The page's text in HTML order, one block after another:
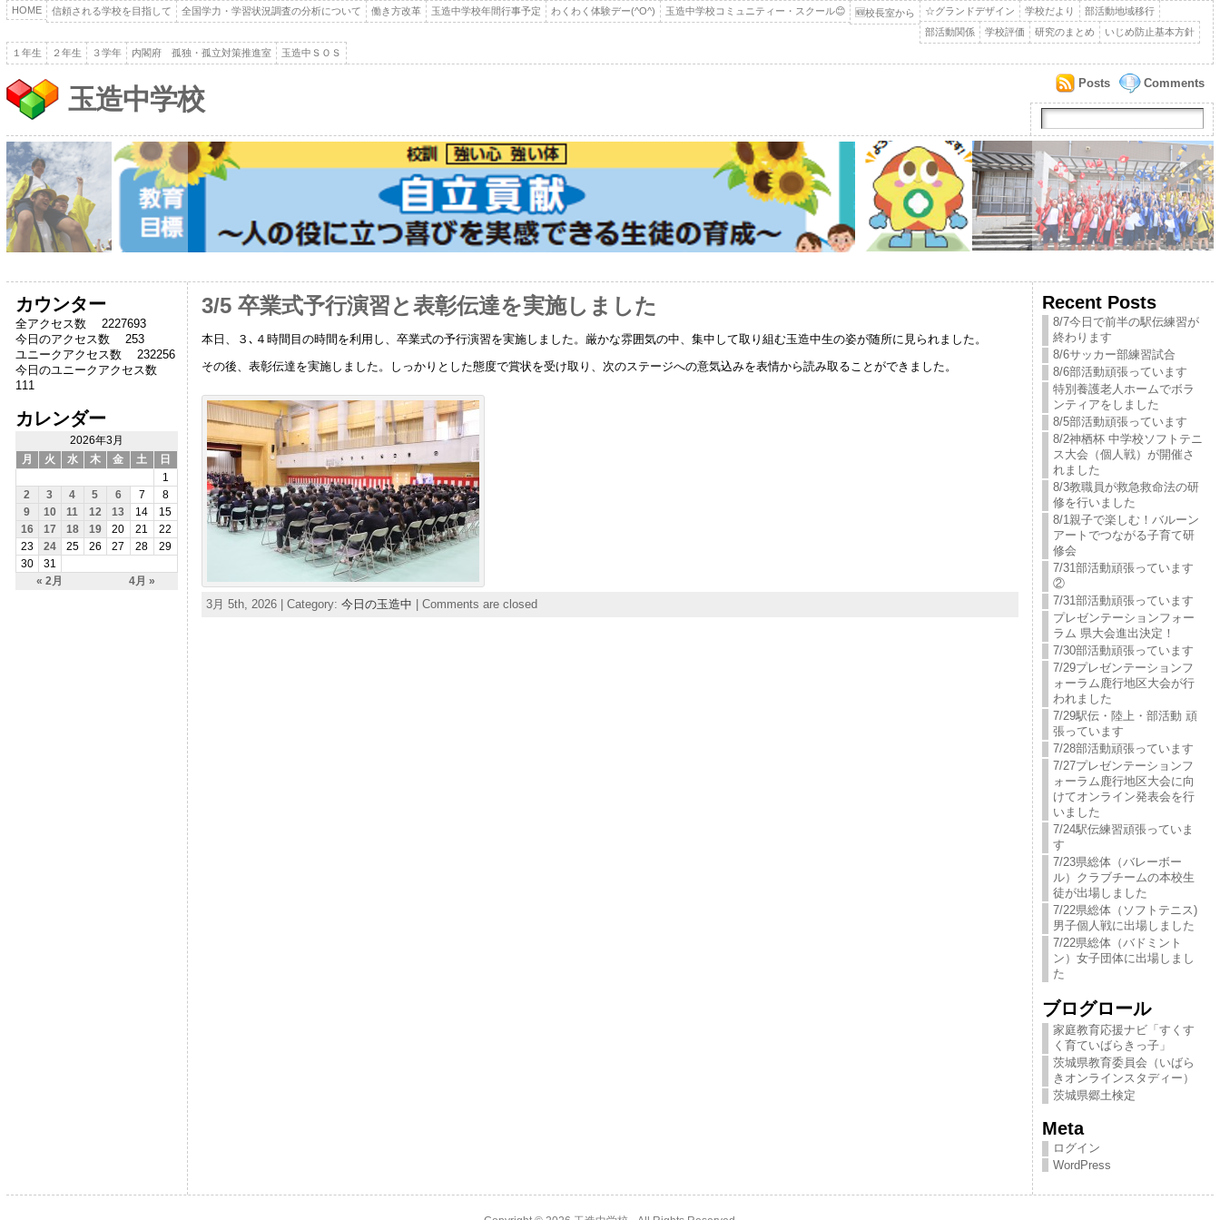
HOME 信頼される学校を目指して 全国学力・学習状況調査の分析について 働き方改革 玉造中学校年間行事予定 わくわく体験デー(^O^) 玉造中学校コミュニティー・スクール😊 🆕校長室から ☆グランドデザイン 学校だより
部活動地域移行
部活動関係
学校評価 研究のまとめ
いじめ防止基本方針
１年生
２年生 ３学年 内閣府 孤独・孤立対策推進室 玉造中ＳＯＳ
玉造中学校
Comments
Posts
カウンター
全アクセス数 2227693
今日のアクセス数 253
ユニークアクセス数 232256
今日のユニークアクセス数
111
カレンダー
2026年3月
月
火 水 木 金 土 日
« 2月 4月 »
1
2
3 4 5 6 7
8
9
10 11 12 13 14
15
16
17 18 19 20 21
22
23
24 25 26 27 28
29
30
31
3/5 卒業式予行演習と表彰伝達を実施しました
本日、３､４時間目の時間を利用し、卒業式の予行演習を実施しました。厳かな雰囲気の中、集中して取り組む玉造中生の姿が随所に見られました。
その後、表彰伝達を実施しました。しっかりとした態度で賞状を受け取り、次のステージへの意気込みを表情から読み取ることができました。
3月 5th, 2026 | Category: 今日の玉造中 Comments are closed
Recent Posts
8/7今日で前半の駅伝練習が
終わります
8/6サッカー部練習試合
8/6部活動頑張っています
特別養護老人ホームでボラ
ンティアをしました
8/5部活動頑張っています
8/2神栖杯 中学校ソフトテニ
ス大会（個人戦）が開催さ
れました
8/3教職員が救急救命法の研
修を行いました
8/1親子で楽しむ！バルーン
アートでつながる子育て研
修会
7/31部活動頑張っています
②
7/31部活動頑張っています
プレゼンテーションフォー
ラム 県大会進出決定！
7/30部活動頑張っています
7/29プレゼンテーションフ
ォーラム鹿行地区大会が行
われました
7/29駅伝・陸上・部活動 頑
張っています
7/28部活動頑張っています
7/27プレゼンテーションフ
ォーラム鹿行地区大会に向
けてオンライン発表会を行
いました
7/24駅伝練習頑張っていま
す
7/23県総体（バレーボー
ル）クラブチームの本校生
徒が出場しました
7/22県総体（ソフトテニス)
男子個人戦に出場しました
7/22県総体（バドミント
ン）女子団体に出場しまし
た
ブログロール
家庭教育応援ナビ「すくす
く育ていばらきっ​子」
茨城県教育委員会（いばら
きオンラインスタディー）
茨城県郷土検定
Meta
ログイン
WordPress